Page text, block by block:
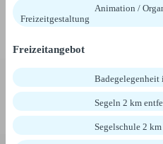
Animation /
Freizeitgestaltung
Freizeitangebot
Badegelegenheit
Segeln 2 km
Segelschule 2